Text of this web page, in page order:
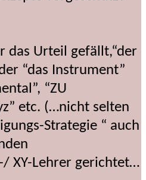
das Urteil gefällt,“der
“das Instrument”
“ZU
etc. (…nicht selten
Strategie “ auch
XY-Lehrer gerichtet…